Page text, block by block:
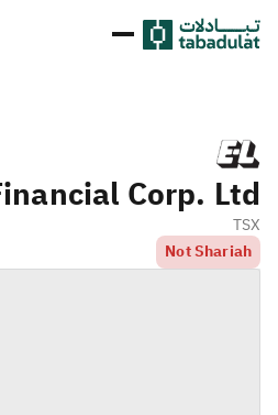
Corp. Ltd.
TSX
Not Shariah